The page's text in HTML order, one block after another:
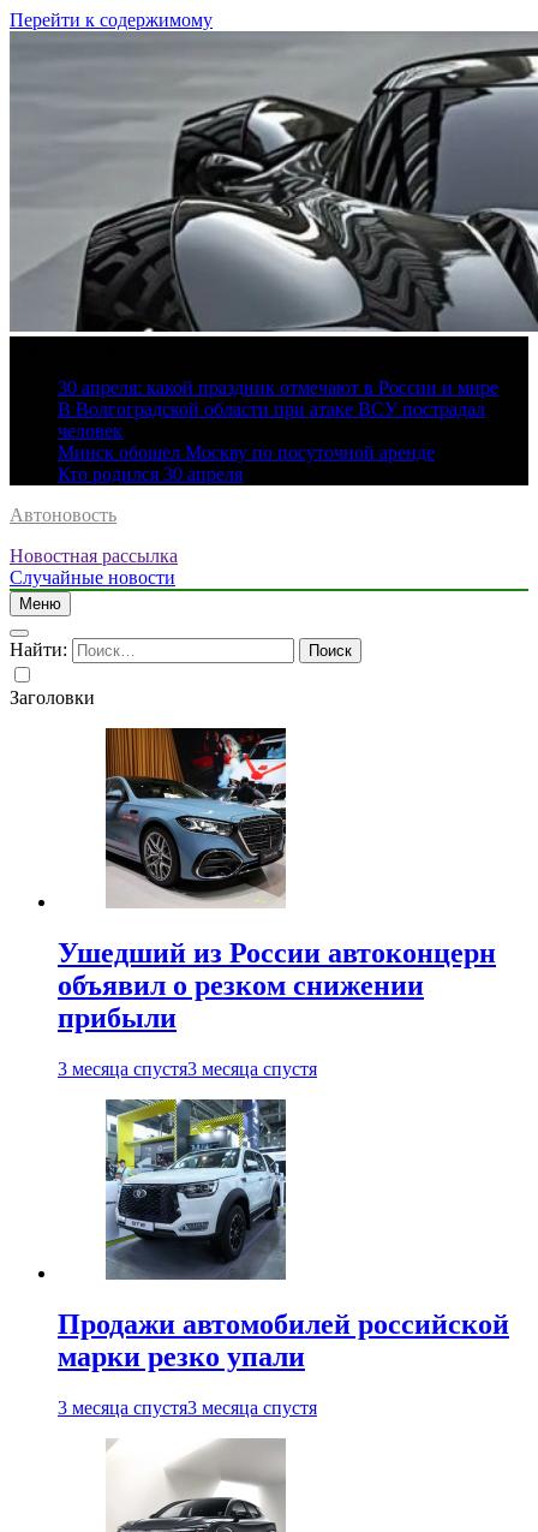
Перейти к содержимому
30 апреля: какой праздник отмечают в России и мире
В Волгоградской области при атаке ВСУ пострадал
человек
Минск обошел Москву по посуточной аренде
Кто родился 30 апреля
Автоновость
Новостная рассылка
Случайные новости
Меню
Найти:
Заголовки
Ушедший из России автоконцерн
объявил о резком снижении
прибыли
3 месяца спустя3 месяца спустя
Продажи автомобилей российской
марки резко упали
3 месяца спустя3 месяца спустя